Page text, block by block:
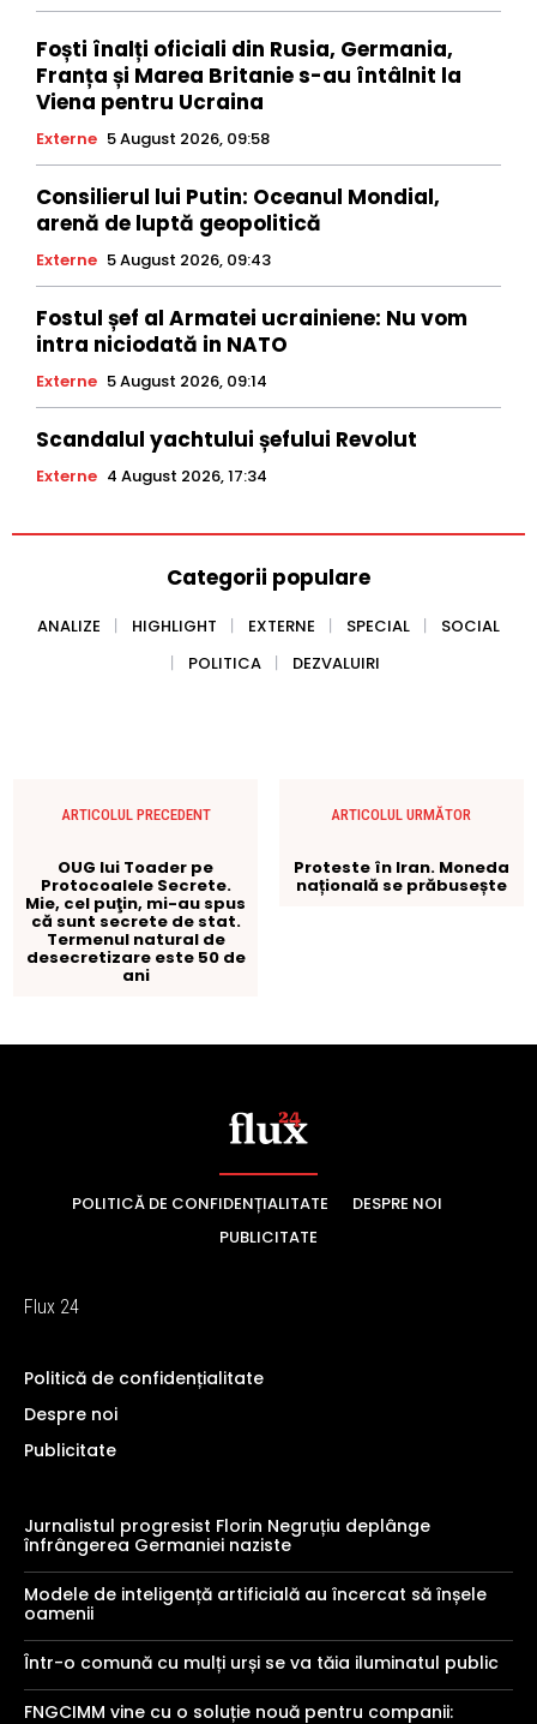
POLITICĂ DE CONFIDENȚIALITATE
DESPRE NOI
PUBLICITATE
Flux 24
Politică de confidențialitate
Despre noi
Publicitate
Jurnalistul progresist Florin Negruțiu deplânge
înfrângerea Germaniei naziste
Modele de inteligență artificială au încercat să înșele
oamenii
Într-o comună cu mulți urși se va tăia iluminatul public
FNGCIMM vine cu o soluție nouă pentru companii: